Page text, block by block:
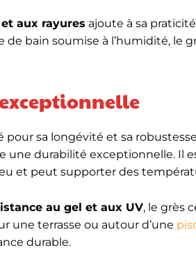
aux rayures ajoute à sa
de bain soumise à l’humidité, le
pour sa longévité et sa
une durabilité exceptionnelle. Il
et peut supporter des
au gel et aux UV, le grès
une terrasse ou autour d’une
durable.